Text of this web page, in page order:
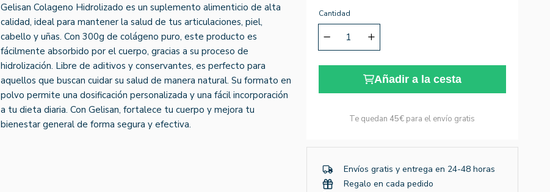
Gelisan Colageno Hidrolizado es un suplemento alimenticio de alta
calidad, ideal para mantener la salud de tus articulaciones, piel,
cabello y uñas. Con 300g de colágeno puro, este producto es
fácilmente absorbido por el cuerpo, gracias a su proceso de
hidrolización. Libre de aditivos y conservantes, es perfecto para
aquellos que buscan cuidar su salud de manera natural. Su formato en
polvo permite una dosificación personalizada y una fácil incorporación
a tu dieta diaria. Con Gelisan, fortalece tu cuerpo y mejora tu
bienestar general de forma segura y efectiva.
Cantidad
Añadir a la cesta
Te quedan 45€ para el envío gratis
Envíos gratis y entrega en 24-48 horas
Regalo en cada pedido